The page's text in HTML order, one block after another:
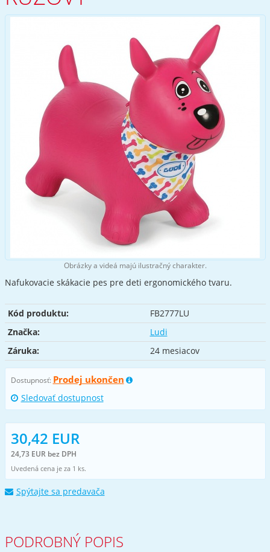
Obrázky a videá majú ilustračný charakter.
Nafukovacie skákacie pes pre deti ergonomického tvaru.
Kód produktu:
FB2777LU
Značka:
Ludi
Záruka:
24 mesiacov
Dostupnosť: Prodej ukončen
Sledovať dostupnost
30,42 EUR
24,73 EUR bez DPH
Uvedená cena je za 1 ks.
Spýtajte sa predavača
PODROBNÝ POPIS